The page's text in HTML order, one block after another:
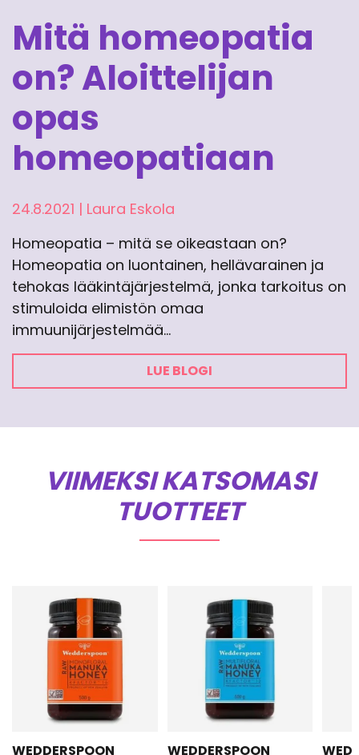
Mitä homeopatia
on? Aloittelijan
opas
homeopatiaan
24.8.2021 | Laura Eskola
Homeopatia – mitä se oikeastaan on?
Homeopatia on luontainen, hellävarainen ja
tehokas lääkintäjärjestelmä, jonka tarkoitus on
stimuloida elimistön omaa
immuunijärjestelmää…
LUE BLOGI
VIIMEKSI KATSOMASI
TUOTTEET
WEDDERSPOON WEDDERSPOON